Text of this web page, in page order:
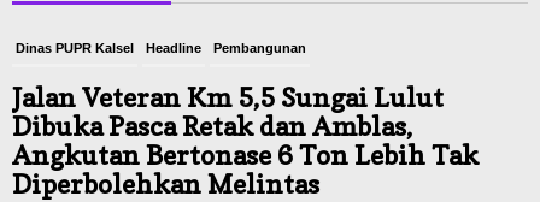
Dinas PUPR Kalsel Headline Pembangunan
Jalan Veteran Km 5,5 Sungai Lulut
Dibuka Pasca Retak dan Amblas,
Angkutan Bertonase 6 Ton Lebih Tak
Diperbolehkan Melintas